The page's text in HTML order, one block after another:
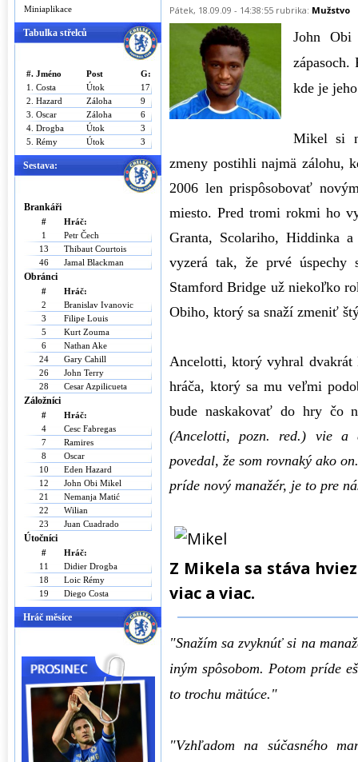
Pátek, 18.09.09 - 14:38:55 rubrika: Mužstvo
John
kde je
Mikel si
zmeny postihli najmä zálohu,
2006 len prispôsobovať
miesto. Pred tromi rokmi ho
Granta, Scolariho, Hiddinka
vyzerá tak, že prvé úspechy
Stamford Bridge už niekoľko
Obiho, ktorý sa snaží zmeniť
Ancelotti, ktorý vyhral dvakrát
hráča, ktorý sa mu veľmi
bude naskakovať do hry čo
(Ancelotti, pozn. red.) vie a
povedal, že som rovnaký ako
príde nový manažér, je to pre
Z Mikela sa stáva
viac a viac.
"Snažím sa zvyknúť si na
iným spôsobom. Potom príde
to trochu mätúce."
"Vzhľadom na súčasného
Miniaplikace
Tabulka střelců
#. Jméno Post
G:
1.
Costa Útok
17
2. Hazard Záloha
9
3. Oscar Záloha
6
4. Drogba Útok
3
5. Rémy Útok 3
Sestava:
Brankáři
#
Hráč:
1
Petr Čech
13
Thibaut Courtois
46
Jamal Blackman
Obránci
#
Hráč:
2
Branislav Ivanovic
3
Filipe Louis
5
Kurt Zouma
6
Nathan Ake
24
Gary Cahill
26
John Terry
28
Cesar Azpilicueta
Záložníci
#
Hráč:
4
Cesc Fabregas
7
Ramires
8
Oscar
10
Eden Hazard
12
John Obi Mikel
21
Nemanja Matić
22
Wilian
23
Juan Cuadrado
Útočníci
#
Hráč:
11
Didier Drogba
18
Loic Rémy
19
Diego Costa
Hráč měsíce